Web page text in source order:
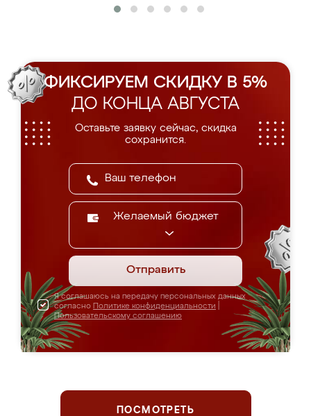
ФИКСИРУЕМ СКИДКУ В 5%
ДО КОНЦА АВГУСТА
Оставьте заявку сейчас, скидка
сохранится.
Желаемый бюджет
Отправить
Я соглашаюсь на передачу персональных данных
согласно Политике конфиденциальности
Пользовательскому соглашению
ПОСМОТРЕТЬ